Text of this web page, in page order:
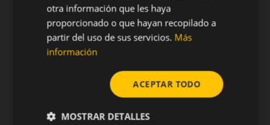
otra información que les haya
proporcionado o que hayan recopilado a
partir del uso de sus servicios. Más
información
ACEPTAR TODO
MOSTRAR DETALLES